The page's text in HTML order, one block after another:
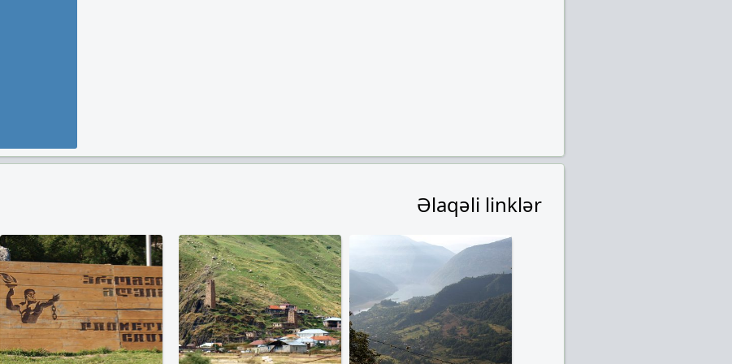
Əlaqəli linklər